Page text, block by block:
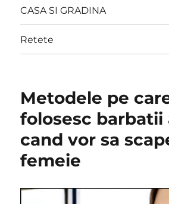
CASA SI GRADINA
Retete
Metodele pe
folosesc barbatii
cand vor sa
femeie